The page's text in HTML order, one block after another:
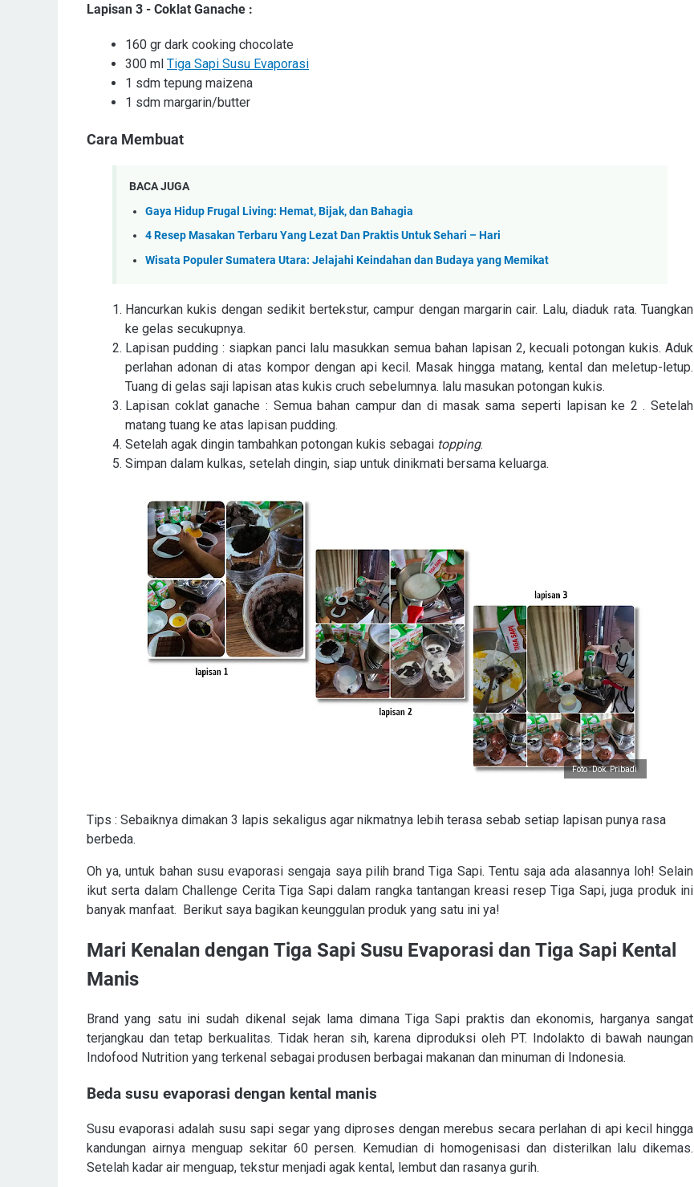
Lapisan 3 - Coklat Ganache :
160 gr dark cooking chocolate
300 ml Tiga Sapi Susu Evaporasi
1 sdm tepung maizena
1 sdm margarin/butter
Cara Membuat
BACA JUGA
Gaya Hidup Frugal Living: Hemat, Bijak, dan Bahagia
4 Resep Masakan Terbaru Yang Lezat Dan Praktis Untuk Sehari – Hari
Wisata Populer Sumatera Utara: Jelajahi Keindahan dan Budaya yang Memikat
Hancurkan kukis dengan sedikit bertekstur, campur dengan margarin cair. Lalu, diaduk rata. Tuangkan
ke gelas secukupnya.
Lapisan pudding : siapkan panci lalu masukkan semua bahan lapisan 2, kecuali potongan kukis. Aduk
perlahan adonan di atas kompor dengan api kecil. Masak hingga matang, kental dan meletup-letup.
Tuang di gelas saji lapisan atas kukis cruch sebelumnya. lalu masukan potongan kukis.
Lapisan coklat ganache : Semua bahan campur dan di masak sama seperti lapisan ke 2 . Setelah
matang tuang ke atas lapisan pudding.
Setelah agak dingin tambahkan potongan kukis sebagai topping.
Simpan dalam kulkas, setelah dingin, siap untuk dinikmati bersama keluarga.
Foto : Dok. Pribadi
Tips : Sebaiknya dimakan 3 lapis sekaligus agar nikmatnya lebih terasa sebab setiap lapisan punya rasa
berbeda.
Oh ya, untuk bahan susu evaporasi sengaja saya pilih brand Tiga Sapi. Tentu saja ada alasannya loh! Selain
ikut serta dalam Challenge Cerita Tiga Sapidalam rangka tantangan kreasi resep Tiga Sapi, juga produk ini
banyak manfaat. Berikut saya bagikan keunggulan produk yang satu ini ya!
Mari Kenalan dengan Tiga Sapi Susu Evaporasi dan Tiga Sapi Kental
Manis
Brand yang satu ini sudah dikenal sejak lama dimana Tiga Sapi praktis dan ekonomis, harganya sangat
terjangkau dan tetap berkualitas. Tidak heran sih, karena diproduksi oleh PT. Indolakto di bawah naungan
Indofood Nutrition yang terkenal sebagai produsen berbagai makanan dan minuman di Indonesia.
Beda susu evaporasi dengan kental manis
Susu evaporasi adalah susu sapi segar yang diproses dengan merebus secara perlahan di api kecil hingga
kandungan airnya menguap sekitar 60 persen. Kemudian di homogenisasi dan disterilkan lalu dikemas.
Setelah kadar air menguap, tekstur menjadi agak kental, lembut dan rasanya gurih.